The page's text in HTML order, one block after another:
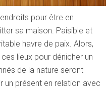
pour être en
sa maison. Paisible et
havre de paix. Alors,
lieux pour dénicher un
de la nature seront
un présent en relation avec